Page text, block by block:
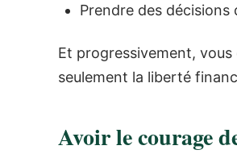
Prendre des
Et progressivement,
seulement la liberté
Avoir le courage